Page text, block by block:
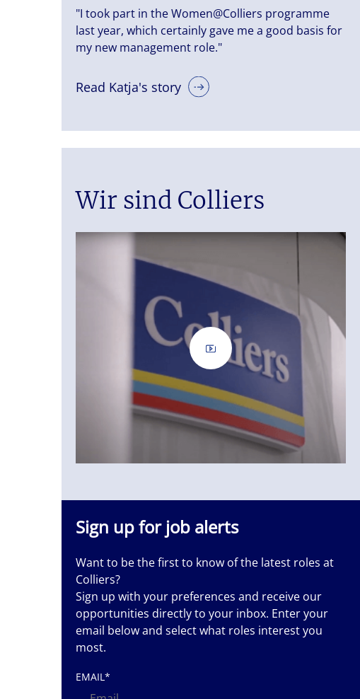
"I took part in the Women@Colliers programme
last year, which certainly gave me a good basis for
my new management role."
Read Katja's story
Wir sind Colliers
Sign up for job alerts
Want to be the first to know of the latest roles at
Colliers?
Sign up with your preferences and receive our
opportunities directly to your inbox. Enter your
email below and select what roles interest you
most.
EMAIL*